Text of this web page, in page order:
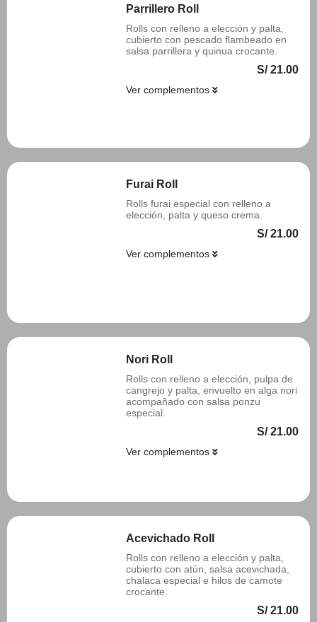
Parrillero Roll
Rolls con relleno a elección y palta,
cubierto con pescado flambeado en
salsa parrillera y quinua crocante.
S/ 21.00
Ver complementos
Furai Roll
Rolls furai especial con relleno a
elección, palta y queso crema.
S/ 21.00
Ver complementos
Nori Roll
Rolls con relleno a elección, pulpa de
cangrejo y palta, envuelto en alga nori
acompañado con salsa ponzu
especial.
S/ 21.00
Ver complementos
Acevichado Roll
Rolls con relleno a elección y palta,
cubierto con atún, salsa acevichada,
chalaca especial e hilos de camote
crocante.
S/ 21.00